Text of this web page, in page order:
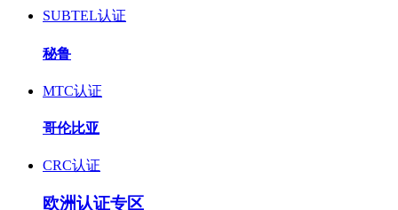
SUBTEL认证
秘鲁
MTC认证
哥伦比亚
CRC认证
欧洲认证专区